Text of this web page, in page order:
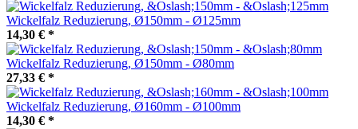
Wickelfalz Reduzierung, Ø150mm - Ø125mm
14,30 € *
Wickelfalz Reduzierung, Ø150mm - Ø80mm
27,33 € *
Wickelfalz Reduzierung, Ø160mm - Ø100mm
14,30 € *